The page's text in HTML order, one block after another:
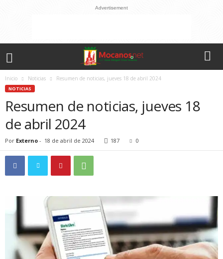
Advertisement
Inicio Noticias Resumen de noticias, jueves 18 de abril 2024
NOTICIAS
Resumen de noticias, jueves 18
de abril 2024
Por Externo - 18 de abril de 2024 187 0